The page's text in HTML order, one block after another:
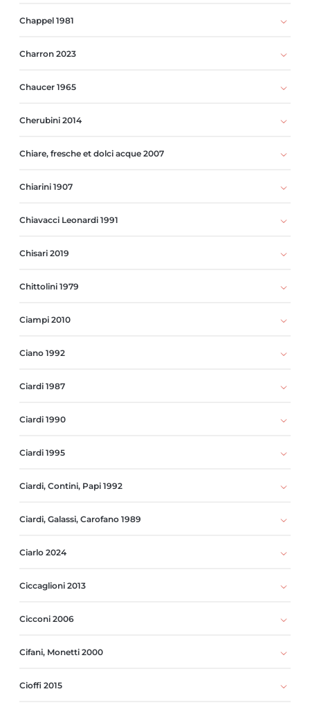
Chappel 1981
Charron 2023
Chaucer 1965
Cherubini 2014
Chiare, fresche et dolci acque 2007
Chiarini 1907
Chiavacci Leonardi 1991
Chisari 2019
Chittolini 1979
Ciampi 2010
Ciano 1992
Ciardi 1987
Ciardi 1990
Ciardi 1995
Ciardi, Contini, Papi 1992
Ciardi, Galassi, Carofano 1989
Ciarlo 2024
Ciccaglioni 2013
Cicconi 2006
Cifani, Monetti 2000
Cioffi 2015